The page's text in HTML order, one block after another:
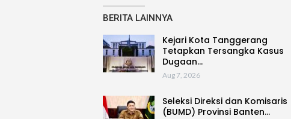
BERITA LAINNYA
Kejari Kota Tanggerang
Tetapkan Tersangka Kasus
Dugaan…
Aug 7, 2026
Seleksi Direksi dan Komisaris
(BUMD) Provinsi Banten…